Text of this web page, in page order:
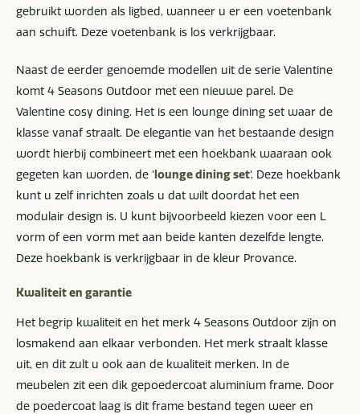
gebruikt worden als ligbed, wanneer u er een voetenbank
aan schuift. Deze voetenbank is los verkrijgbaar.
Naast de eerder genoemde modellen uit de serie Valentine
komt 4 Seasons Outdoor met een nieuwe parel. De
Valentine cosy dining. Het is een lounge dining set waar de
klasse vanaf straalt. De elegantie van het bestaande design
wordt hierbij combineert met een hoekbank waaraan ook
gegeten kan worden, de ‘lounge dining set‘. Deze hoekbank
kunt u zelf inrichten zoals u dat wilt doordat het een
modulair design is. U kunt bijvoorbeeld kiezen voor een L
vorm of een vorm met aan beide kanten dezelfde lengte.
Deze hoekbank is verkrijgbaar in de kleur Provance.
Kwaliteit en garantie
Het begrip kwaliteit en het merk 4 Seasons Outdoor zijn on
losmakend aan elkaar verbonden. Het merk straalt klasse
uit, en dit zult u ook aan de kwaliteit merken. In de
meubelen zit een dik gepoedercoat aluminium frame. Door
de poedercoat laag is dit frame bestand tegen weer en